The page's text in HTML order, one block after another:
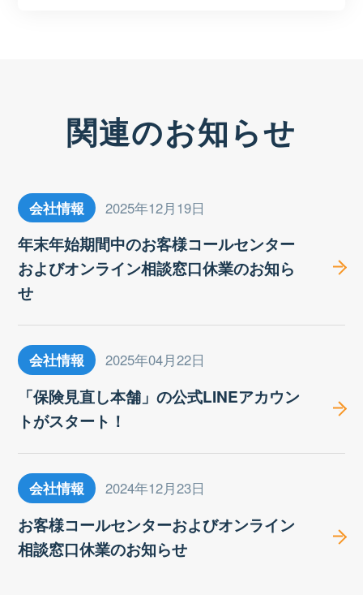
関連のお知らせ
会社情報 2025年12月19日
年末年始期間中のお客様コールセンター
およびオンライン相談窓口休業のお知ら
せ
会社情報 2025年04月22日
「保険見直し本舗」の公式LINEアカウン
トがスタート！
会社情報 2024年12月23日
お客様コールセンターおよびオンライン
相談窓口休業のお知らせ